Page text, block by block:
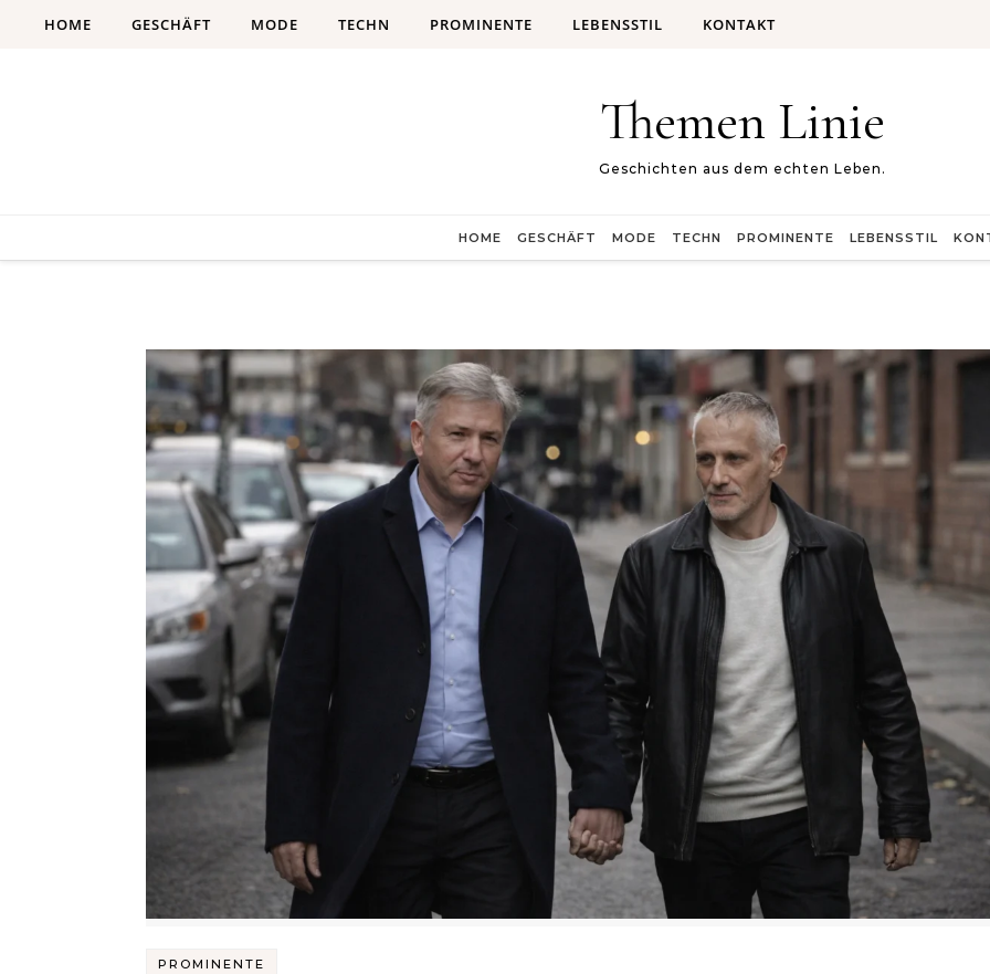
HOME GESCHÄFT MODE TECHN PROMINENTE LEBENSSTIL KONTAKT
Themen Linie
Geschichten aus dem echten Leben.
HOME GESCHÄFT MODE TECHN PROMINENTE LEBENSSTIL
PROMINENTE